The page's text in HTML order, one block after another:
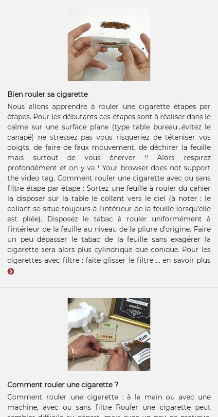
Bien rouler sa cigarette
Nous allons apprendre à rouler une cigarette étapes par
étapes. Pour les débutants ces étapes sont à réaliser dans le
calme sur une surface plane (type table bureau…évitez le
canapé) ne stressez pas vous risqueriez de tétaniser vos
doigts, de faire de faux mouvement, de déchirer la feuille
mais surtout de vous énerver !! Alors respirez
profondément et on y va ! Your browser does not support
the video tag. Comment rouler une cigarette avec ou sans
filtre étape par étape : Sortez une feuille à rouler du cahier
la disposer sur la table le collant vers le ciel (à noter : le
collant se situe toujours à l’intérieur de la feuille lorsqu’elle
est pliée). Disposez le tabac à rouler uniformément à
l’intérieur de la feuille au niveau de la pliure d’origine. Faire
un peu dépasser le tabac de la feuille sans exagérer la
cigarette sera alors plus cylindrique que conique. Pour les
cigarettes avec filtre : faite glisser le filtre ...en savoir plus
Comment rouler une cigarette ?
Comment rouler une cigarette : à la main ou avec une
machine, avec ou sans filtre Rouler une cigarette peut